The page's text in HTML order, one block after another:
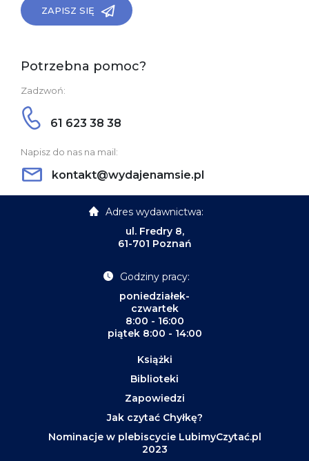
ZAPISZ SIĘ
Potrzebna pomoc?
Zadzwoń:
61 623 38 38
Napisz do nas na mail:
kontakt@wydajenamsie.pl
Adres wydawnictwa:
ul. Fredry 8,
61-701 Poznań
Godziny pracy:
poniedziałek-
czwartek
8:00 - 16:00
piątek 8:00 - 14:00
Książki
Biblioteki
Zapowiedzi
Jak czytać Chyłkę?
Nominacje w plebiscycie LubimyCzytać.pl
2023